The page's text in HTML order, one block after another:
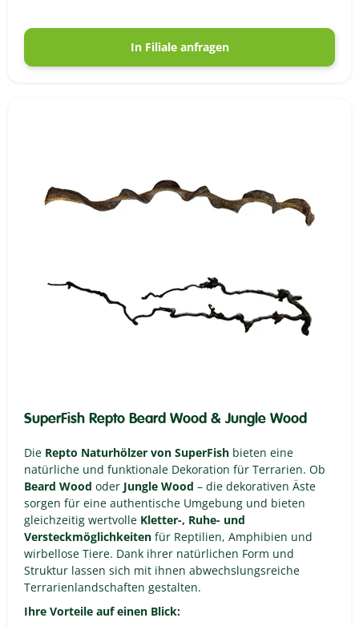
In Filiale anfragen
SuperFish Repto Beard Wood & Jungle Wood
Die Repto Naturhölzer von SuperFish bieten eine
natürliche und funktionale Dekoration für Terrarien. Ob
Beard Wood oder Jungle Wood – die dekorativen Äste
sorgen für eine authentische Umgebung und bieten
gleichzeitig wertvolle Kletter-, Ruhe- und
Versteckmöglichkeiten für Reptilien, Amphibien und
wirbellose Tiere. Dank ihrer natürlichen Form und
Struktur lassen sich mit ihnen abwechslungsreiche
Terrarienlandschaften gestalten.
Ihre Vorteile auf einen Blick: